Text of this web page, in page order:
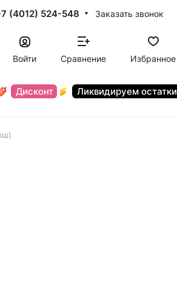
(4012) 524-548 Заказать звонок
Войти Сравнение Избранное
Дисконт Ликвидируем остатки